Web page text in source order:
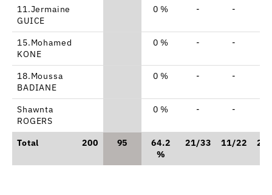
11.Jermaine
GUICE
0 % - -
15.Mohamed
KONE
0 % - -
18.Moussa
BADIANE
0 % - -
Shawnta
ROGERS
0 % - -
Total 200 95
64.2
%
21/33 11/22